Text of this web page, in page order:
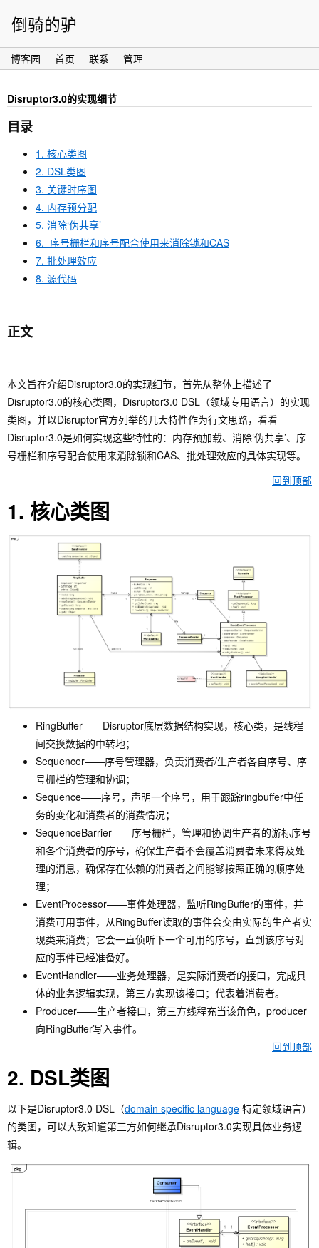
倒骑的驴
博客园 首页 联系 管理
Disruptor3.0的实现细节
目录
1. 核心类图
2. DSL类图
3. 关键时序图
4. 内存预分配
5. 消除‘伪共享’
6. 序号栅栏和序号配合使用来消除锁和CAS
7. 批处理效应
8. 源代码
正文
本文旨在介绍Disruptor3.0的实现细节，首先从整体上描述了
Disruptor3.0的核心类图，Disruptor3.0 DSL（领域专用语言）的实现
类图，并以Disruptor官方列举的几大特性作为行文思路，看看
Disruptor3.0是如何实现这些特性的：内存预加载、消除‘伪共享’、序
号栅栏和序号配合使用来消除锁和CAS、批处理效应的具体实现等。
回到顶部
1. 核心类图
RingBuffer——Disruptor底层数据结构实现，核心类，是线程
间交换数据的中转地；
Sequencer——序号管理器，负责消费者/生产者各自序号、序
号栅栏的管理和协调；
Sequence——序号，声明一个序号，用于跟踪ringbuffer中任
务的变化和消费者的消费情况；
SequenceBarrier——序号栅栏，管理和协调生产者的游标序号
和各个消费者的序号，确保生产者不会覆盖消费者未来得及处
理的消息，确保存在依赖的消费者之间能够按照正确的顺序处
理；
EventProcessor——事件处理器，监听RingBuffer的事件，并
消费可用事件，从RingBuffer读取的事件会交由实际的生产者实
现类来消费；它会一直侦听下一个可用的序号，直到该序号对
应的事件已经准备好。
EventHandler——业务处理器，是实际消费者的接口，完成具
体的业务逻辑实现，第三方实现该接口；代表着消费者。
Producer——生产者接口，第三方线程充当该角色，producer
向RingBuffer写入事件。
回到顶部
2. DSL类图
以下是Disruptor3.0 DSL（domain specific language 特定领域语言）
的类图，可以大致知道第三方如何继承Disruptor3.0实现具体业务逻
辑。